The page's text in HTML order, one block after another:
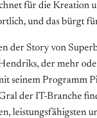
für die Kreation
und das bürgt
der Story von
der mehr
seinem Programm
der IT-Branche
leistungsfähigsten